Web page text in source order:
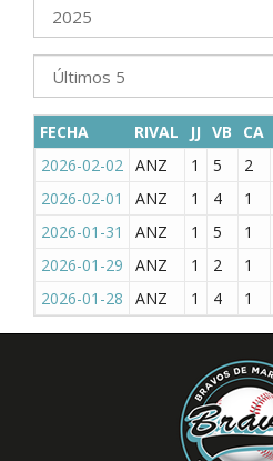
FECHA RIVAL JJ VB CA
2026-02-02
ANZ 1 5 2
2026-02-01
ANZ 1 4 1
2026-01-31
ANZ 1 5 1
2026-01-29
ANZ 1 2 1
2026-01-28
ANZ 1 4 1